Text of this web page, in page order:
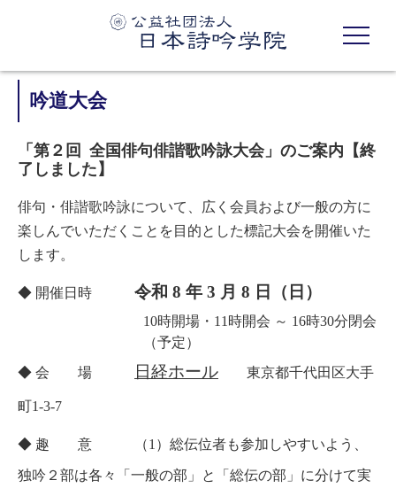
吟道大会
「第２回 全国俳句俳諧歌吟詠大会」のご案内【終
了しました】
俳句・俳諧歌吟詠について、広く会員および一般の方に
楽しんでいただくことを目的とした標記大会を開催いた
します。
◆ 開催日時 令和 8 年 3 月 8 日（日）
10時開場・11時開会 ～ 16時30分閉会
（予定）
◆ 会 場
日経ホール 東京都千代田区大手
町1-3-7
◆ 趣 意 （1）総伝位者も参加しやすいよう、
独吟２部は各々「一般の部」と「総伝の部」に分けて実